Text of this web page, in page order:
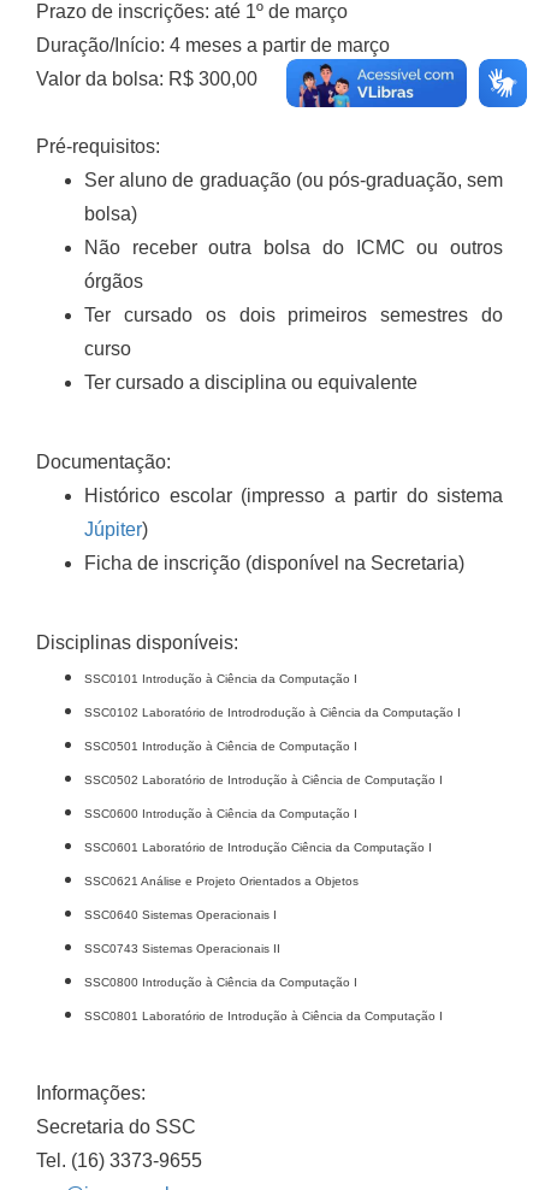
Prazo de inscrições: até 1º de março
Duração/Início: 4 meses a partir de março
Valor da bolsa: R$ 300,00
Pré-requisitos:
Ser aluno de graduação (ou pós-graduação, sem
bolsa)
Não receber outra bolsa do ICMC ou outros
órgãos
Ter cursado os dois primeiros semestres do
curso
Ter cursado a disciplina ou equivalente
Documentação:
Histórico escolar (impresso a partir do sistema
Júpiter)
Ficha de inscrição (disponível na Secretaria)
Disciplinas disponíveis:
SSC0101 Introdução à Ciência da Computação I
SSC0102 Laboratório de Introdrodução à Ciência da Computação I
SSC0501 Introdução à Ciência de Computação I
SSC0502 Laboratório de Introdução à Ciência de Computação I
SSC0600 Introdução à Ciência da Computação I
SSC0601 Laboratório de Introdução Ciência da Computação I
SSC0621 Análise e Projeto Orientados a Objetos
SSC0640 Sistemas Operacionais I
SSC0743 Sistemas Operacionais II
SSC0800 Introdução à Ciência da Computação I
SSC0801 Laboratório de Introdução à Ciência da Computação I
Informações:
Secretaria do SSC
Tel. (16) 3373-9655